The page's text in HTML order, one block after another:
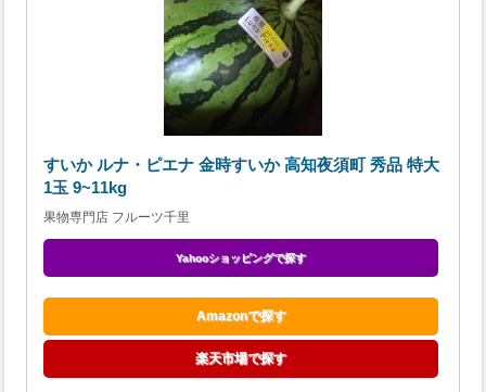
すいか ルナ・ピエナ 金時すいか 高知夜須町 秀品 特大
1玉 9~11kg
果物専門店 フルーツ千里
Yahooショッピングで探す
Amazonで探す
楽天市場で探す